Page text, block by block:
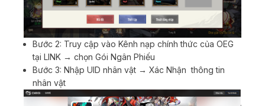
Bước 2: Truy cập vào Kênh nạp chính thức của OEG
tại LINK → chọn Gói Ngân Phiếu
Bước 3: Nhập UID nhân vật → Xác Nhận thông tin
nhân vật